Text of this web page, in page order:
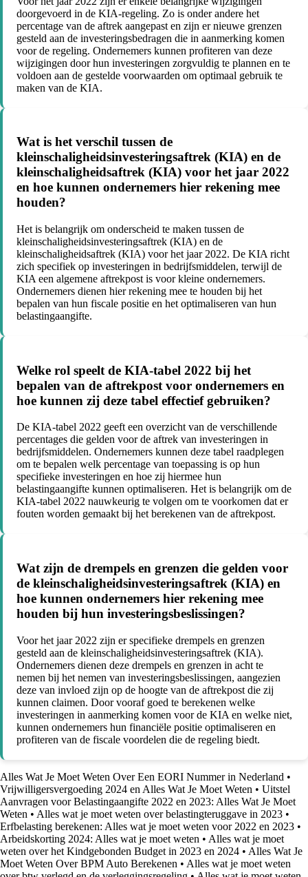
doorgevoerd in de KIA-regeling. Zo is onder andere het
percentage van de aftrek aangepast en zijn er nieuwe grenzen
gesteld aan de investeringsbedragen die in aanmerking komen
voor de regeling. Ondernemers kunnen profiteren van deze
wijzigingen door hun investeringen zorgvuldig te plannen en te
voldoen aan de gestelde voorwaarden om optimaal gebruik te
maken van de KIA.
Wat is het verschil tussen de
kleinschaligheidsinvesteringsaftrek (KIA) en de
kleinschaligheidsaftrek (KIA) voor het jaar 2022
en hoe kunnen ondernemers hier rekening mee
houden?
Het is belangrijk om onderscheid te maken tussen de
kleinschaligheidsinvesteringsaftrek (KIA) en de
kleinschaligheidsaftrek (KIA) voor het jaar 2022. De KIA richt
zich specifiek op investeringen in bedrijfsmiddelen, terwijl de
KIA een algemene aftrekpost is voor kleine ondernemers.
Ondernemers dienen hier rekening mee te houden bij het
bepalen van hun fiscale positie en het optimaliseren van hun
belastingaangifte.
Welke rol speelt de KIA-tabel 2022 bij het
bepalen van de aftrekpost voor ondernemers en
hoe kunnen zij deze tabel effectief gebruiken?
De KIA-tabel 2022 geeft een overzicht van de verschillende
percentages die gelden voor de aftrek van investeringen in
bedrijfsmiddelen. Ondernemers kunnen deze tabel raadplegen
om te bepalen welk percentage van toepassing is op hun
specifieke investeringen en hoe zij hiermee hun
belastingaangifte kunnen optimaliseren. Het is belangrijk om de
KIA-tabel 2022 nauwkeurig te volgen om te voorkomen dat er
fouten worden gemaakt bij het berekenen van de aftrekpost.
Wat zijn de drempels en grenzen die gelden voor
de kleinschaligheidsinvesteringsaftrek (KIA) en
hoe kunnen ondernemers hier rekening mee
houden bij hun investeringsbeslissingen?
Voor het jaar 2022 zijn er specifieke drempels en grenzen
gesteld aan de kleinschaligheidsinvesteringsaftrek (KIA).
Ondernemers dienen deze drempels en grenzen in acht te
nemen bij het nemen van investeringsbeslissingen, aangezien
deze van invloed zijn op de hoogte van de aftrekpost die zij
kunnen claimen. Door vooraf goed te berekenen welke
investeringen in aanmerking komen voor de KIA en welke niet,
kunnen ondernemers hun financiële positie optimaliseren en
profiteren van de fiscale voordelen die de regeling biedt.
Alles Wat Je Moet Weten Over Een EORI Nummer in Nederland •
Vrijwilligersvergoeding 2024 en Alles Wat Je Moet Weten • Uitstel
Aanvragen voor Belastingaangifte 2022 en 2023: Alles Wat Je Moet
Weten • Alles wat je moet weten over belastingteruggave in 2023 •
Erfbelasting berekenen: Alles wat je moet weten voor 2022 en 2023 •
Arbeidskorting 2024: Alles wat je moet weten • Alles wat je moet
weten over het Kindgebonden Budget in 2023 en 2024 • Alles Wat Je
Moet Weten Over BPM Auto Berekenen • Alles wat je moet weten